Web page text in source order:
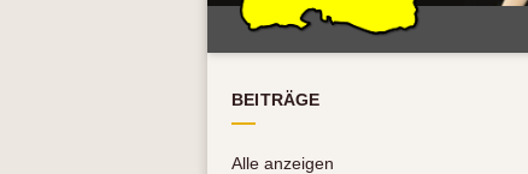
BEITRÄGE
Alle anzeigen